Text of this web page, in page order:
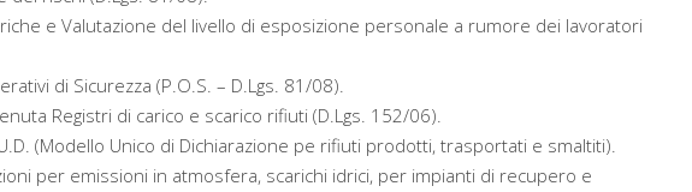
e Valutazione del livello di esposizione personale a rumore dei lavoratori
di Sicurezza (P.O.S. – D.Lgs. 81/08).
Registri di carico e scarico rifiuti (D.Lgs. 152/06).
(Modello Unico di Dichiarazione pe rifiuti prodotti, trasportati e smaltiti).
per emissioni in atmosfera, scarichi idrici, per impianti di recupero e